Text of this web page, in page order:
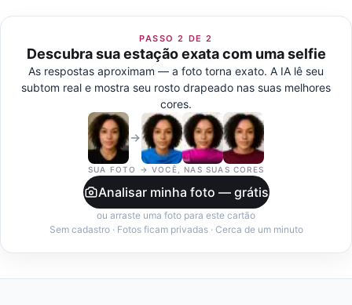
PASSO 2 DE 2
Descubra sua estação exata com uma selfie
As respostas aproximam — a foto torna exato. A IA lê seu
subtom real e mostra seu rosto drapeado nas suas melhores
cores.
SUA FOTO → VOCÊ, NAS SUAS CORES
Analisar minha foto — grátis
ou arraste uma foto para este cartão
Sem cadastro · Fotos ficam privadas · Cerca de um minuto